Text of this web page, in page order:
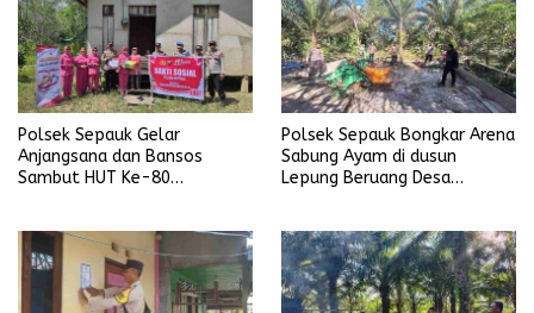
Polsek Sepauk Gelar
Anjangsana dan Bansos
Sambut HUT Ke-80
Polsek Sepauk Bongkar Arena
Sabung Ayam di dusun
Lepung Beruang Desa